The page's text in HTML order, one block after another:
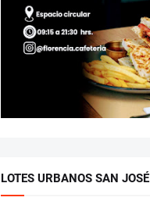
LOTES URBANOS SAN JOSÉ